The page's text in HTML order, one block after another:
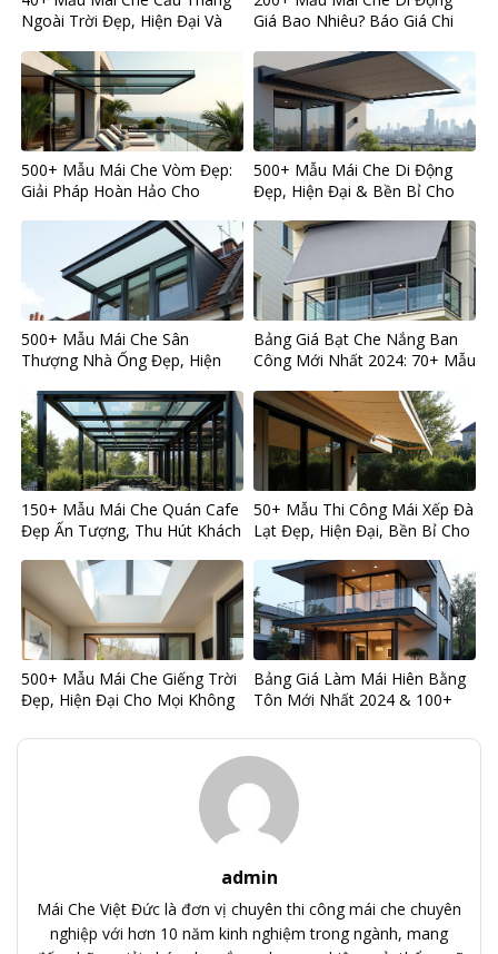
Ngoài Trời Đẹp, Hiện Đại Và
Giá Bao Nhiêu? Báo Giá Chi
500+ Mẫu Mái Che Vòm Đẹp:
Giải Pháp Hoàn Hảo Cho
500+ Mẫu Mái Che Di Động
Đẹp, Hiện Đại & Bền Bỉ Cho
500+ Mẫu Mái Che Sân
Thượng Nhà Ống Đẹp, Hiện
Bảng Giá Bạt Che Nắng Ban
Công Mới Nhất 2024: 70+ Mẫu
Chọn Chuẩn
150+ Mẫu Mái Che Quán Cafe
Đẹp Ấn Tượng, Thu Hút Khách
50+ Mẫu Thi Công Mái Xếp Đà
Lạt Đẹp, Hiện Đại, Bền Bỉ Cho
500+ Mẫu Mái Che Giếng Trời
Đẹp, Hiện Đại Cho Mọi Không
Bảng Giá Làm Mái Hiên Bằng
Tôn Mới Nhất 2024 & 100+
admin
Mái Che Việt Đức là đơn vị chuyên thi công mái che chuyên
nghiệp với hơn 10 năm kinh nghiệm trong ngành, mang